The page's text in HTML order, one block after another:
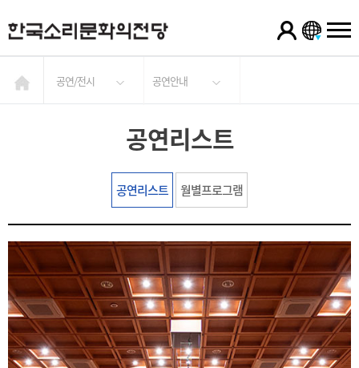
공연/전시 공연안내
공연리스트
공연리스트 월별프로그램